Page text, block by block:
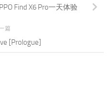
Find X6 Pro一天体验
篇
[Prologue]